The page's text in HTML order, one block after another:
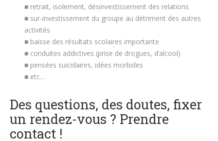
■ retrait, isolement, désinvestissement des relations
■ sur-investissement du groupe au détriment des autres
activités
■ baisse des résultats scolaires importante
■ conduites addictives (prise de drogues, d’alcool)
■ pensées suicidaires, idées morbides
■ etc…
Des questions, des doutes, fixer
un rendez-vous ? Prendre
contact !